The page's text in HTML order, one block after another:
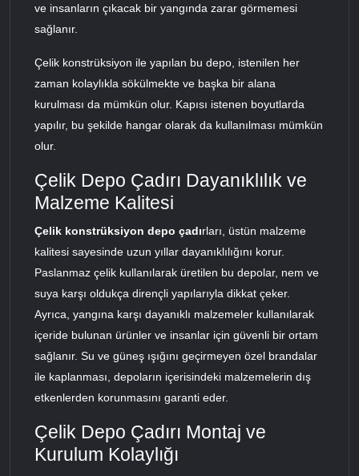
ve insanların çıkacak bir yangında zarar görmemesi
sağlanır.
Çelik konstrüksiyon ile yapılan bu depo, istenilen her
zaman kolaylıkla sökülmekte ve başka bir alana
kurulması da mümkün olur. Kapısı istenen boyutlarda
yapılır, bu şekilde hangar olarak da kullanılması mümkün
olur.
Çelik Depo Çadırı Dayanıklılık ve
Malzeme Kalitesi
Çelik konstrüksiyon depo çadırları, üstün malzeme
kalitesi sayesinde uzun yıllar dayanıklılığını korur.
Paslanmaz çelik kullanılarak üretilen bu depolar, nem ve
suya karşı oldukça dirençli yapılarıyla dikkat çeker.
Ayrıca, yangına karşı dayanıklı malzemeler kullanılarak
içeride bulunan ürünler ve insanlar için güvenli bir ortam
sağlanır. Su ve güneş ışığını geçirmeyen özel brandalar
ile kaplanması, depoların içerisindeki malzemelerin dış
etkenlerden korunmasını garanti eder.
Çelik Depo Çadırı Montaj ve
Kurulum Kolaylığı